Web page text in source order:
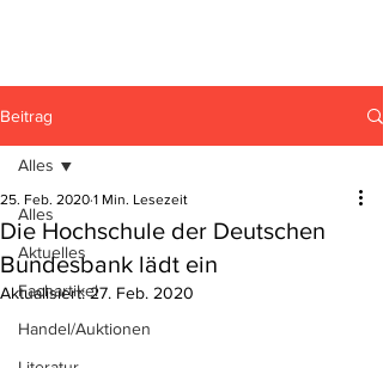
Beitrag
Alles
Aktuelles
Fachartikel
Handel/Auktionen
Alles
Die Hochschule der Deutschen
Bundesbank lädt ein
25. Feb. 2020 1 Min. Lesezeit
Aktualisiert:27. Feb. 2020